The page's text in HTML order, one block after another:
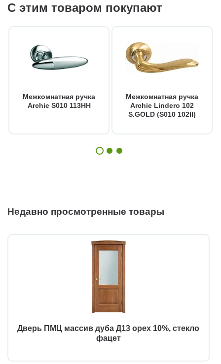
С этим товаром покупают
Межкомнатная ручка
Archie S010 113HH
Межкомнатная ручка
Archie Lindero 102
S.GOLD (S010 102II)
Недавно просмотренные товары
Дверь ПМЦ массив дуба Д13 орех 10%, стекло
фацет